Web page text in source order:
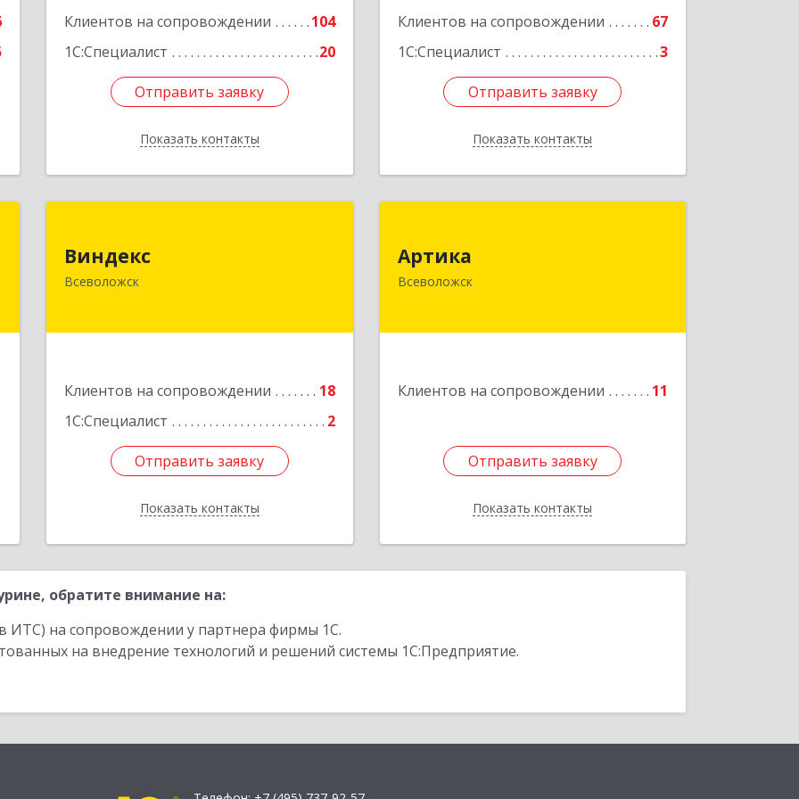
Клиентов на сопровождении
104
1С:Специалист
20
Отправить заявку
Показать контакты
Отправить заявку
Назад
Клиентов на сопровождении
67
1С:Специалист
3
Отправить заявку
Показать контакты
Отправить заявку
Назад
Виндекс
Всеволожск
Клиентов на сопровождении
18
1С:Специалист
2
Отправить заявку
Показать контакты
Всеволожский р-н, Всеволожск г,
оф.47
Отправить заявку
Назад
Артика
Всеволожск
Клиентов на сопровождении 11
Отправить заявку
Показать контакты
Всеволожск г, Доктора Сотникова ул,
Отправить заявку
Назад
обратите внимание на:
ИТС) на сопровождении у партнера фирмы 1С.
на внедрение технологий и решений системы 1С:Предприятие.